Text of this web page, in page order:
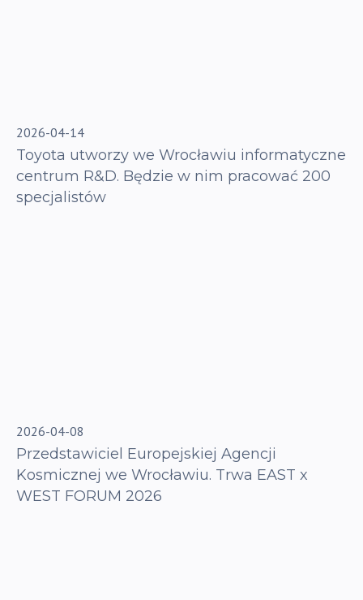
2026-04-14
Toyota utworzy we Wrocławiu informatyczne
centrum R&D. Będzie w nim pracować 200
specjalistów
2026-04-08
Przedstawiciel Europejskiej Agencji
Kosmicznej we Wrocławiu. Trwa EAST x
WEST FORUM 2026